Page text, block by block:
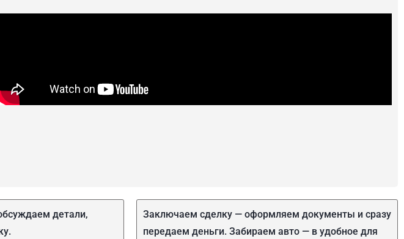
детали,
Заключаем сделку — оформляем документы и сразу
передаем деньги. Забираем авто — в удобное для